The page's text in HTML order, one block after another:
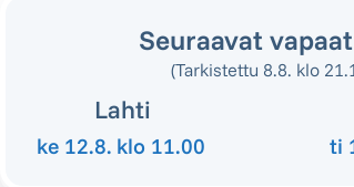
Seuraavat
(Tarkistettu 8.8. klo
Lahti
ke 12.8. klo 11.00 ti